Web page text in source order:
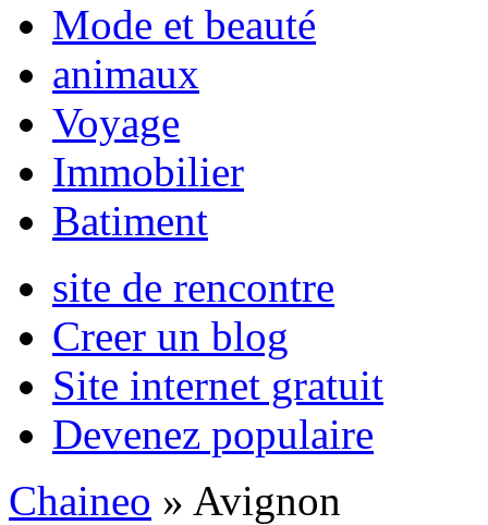
Mode et beauté
animaux
Voyage
Immobilier
Batiment
site de rencontre
Creer un blog
Site internet gratuit
Devenez populaire
Chaineo » Avignon